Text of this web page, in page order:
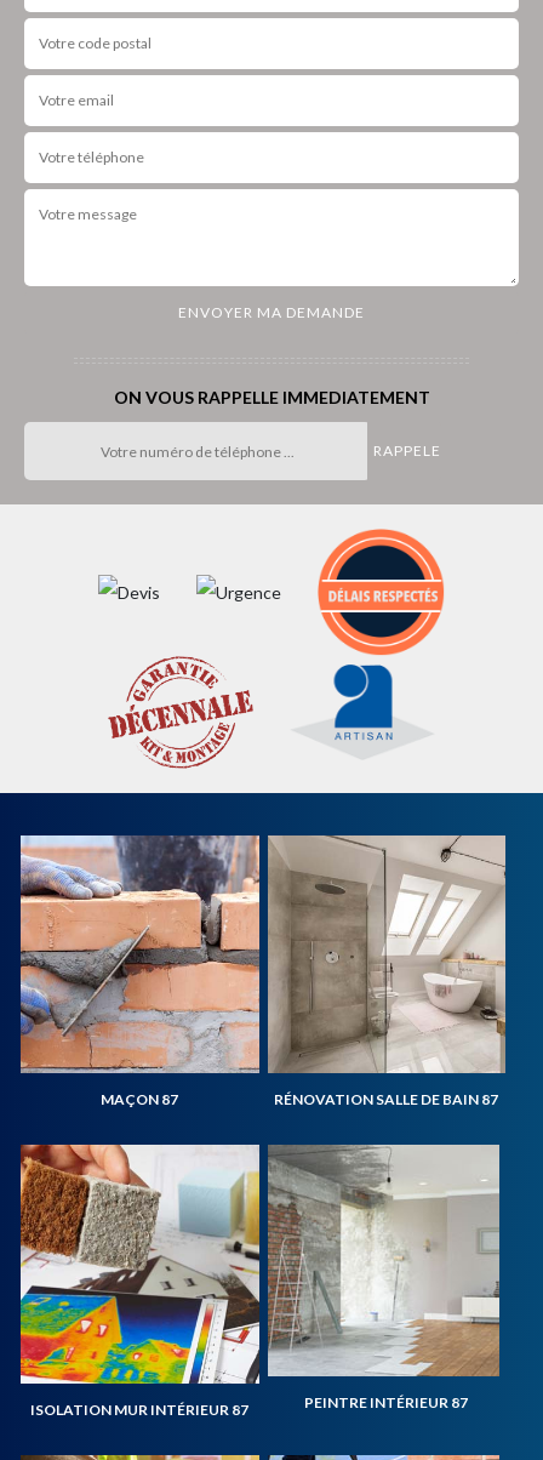
ON VOUS RAPPELLE IMMEDIATEMENT
MAÇON 87 RÉNOVATION SALLE DE BAIN 87
ISOLATION MUR INTÉRIEUR 87 PEINTRE INTÉRIEUR 87